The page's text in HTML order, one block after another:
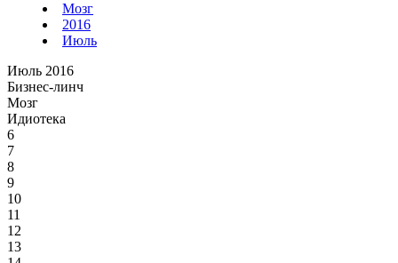
Мозг
2016
Июль
Июль 2016
Бизнес-линч
Мозг
Идиотека
6
7
8
9
10
11
12
13